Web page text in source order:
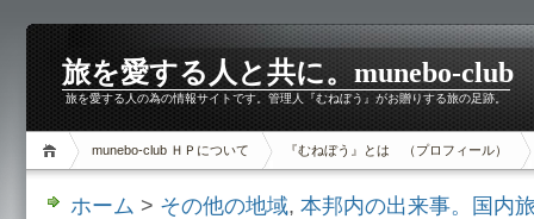
旅を愛する人と共に。munebo-club
旅を愛する人の為の情報サイトです。管理人『むねぼう』がお贈りする旅の足跡。
munebo-club ＨＰについて 『むねぼう』とは （プロフィール）
ホーム > その他の地域, 本邦内の出来事。国内